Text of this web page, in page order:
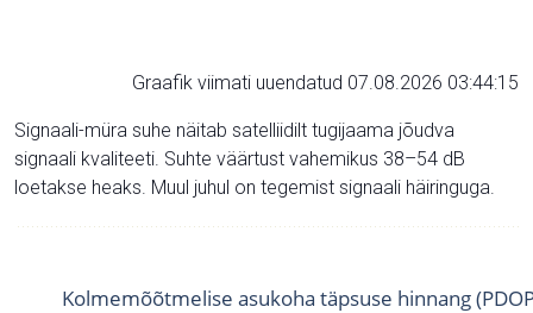
Graafik viimati uuendatud 07.08.2026 03:44:15
Signaali-müra suhe näitab satelliidilt tugijaama jõudva
signaali kvaliteeti. Suhte väärtust vahemikus 38–54 dB
loetakse heaks. Muul juhul on tegemist signaali häiringuga.
Kolmemõõtmelise asukoha täpsuse hinnang